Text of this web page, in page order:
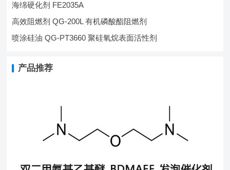
海绵硬化剂 FE2035A
高效阻燃剂 QG-200L 有机磷酸酯阻燃剂
喷涂硅油 QG-PT3660 聚硅氧烷表面活性剂
产品推荐